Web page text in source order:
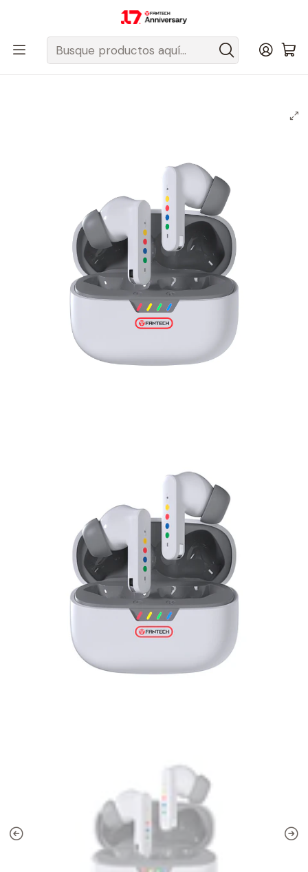
Despacho gratis a todo Chile sobre $50.000 pesos.
Fantech Esports Chile Audio y Acc. de audio
Audifonos
Audífonos Inalámbricos
Movilidad Total: In-Ear, TWS y OWS
TX4 Mithril SuperMaxfit Audífonos inalámbricos